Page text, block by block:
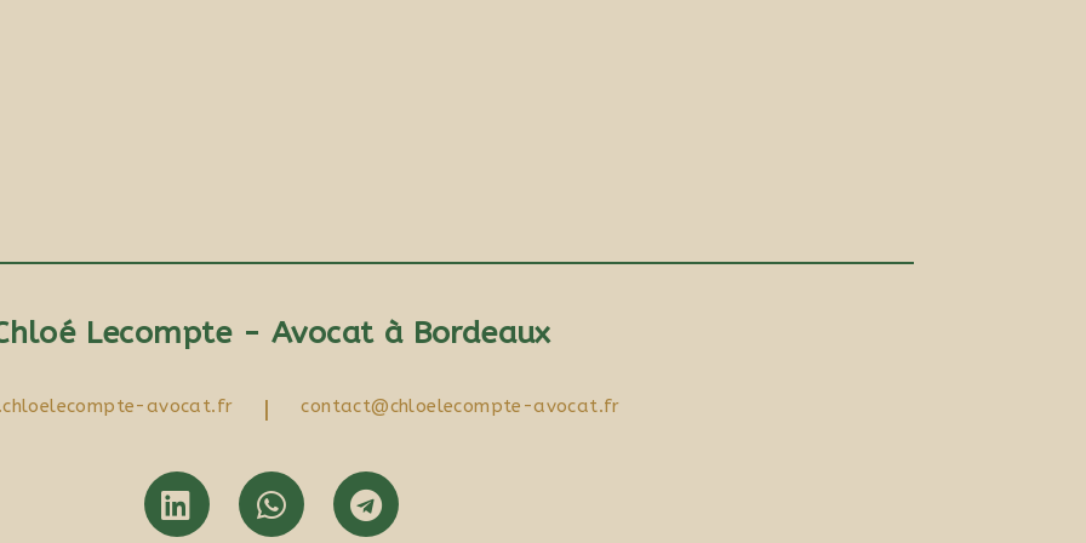
Lecompte - Avocat à Bordeaux
avocat.fr | contact@chloelecompte-avocat.fr